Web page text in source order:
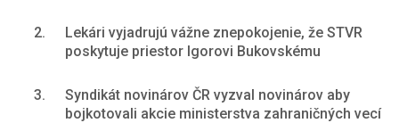
2.
Lekári vyjadrujú vážne znepokojenie, že STVR
poskytuje priestor Igorovi Bukovskému
3.
Syndikát novinárov ČR vyzval novinárov aby
bojkotovali akcie ministerstva zahraničných vecí